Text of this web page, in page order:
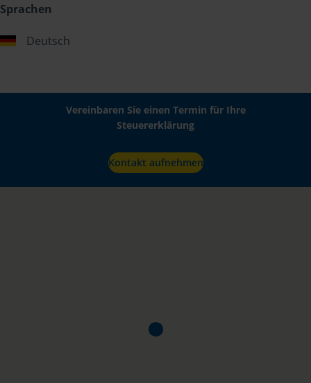
Sprachen
Deutsch
Vereinbaren Sie einen Termin für Ihre
Steuererklärung
Kontakt aufnehmen